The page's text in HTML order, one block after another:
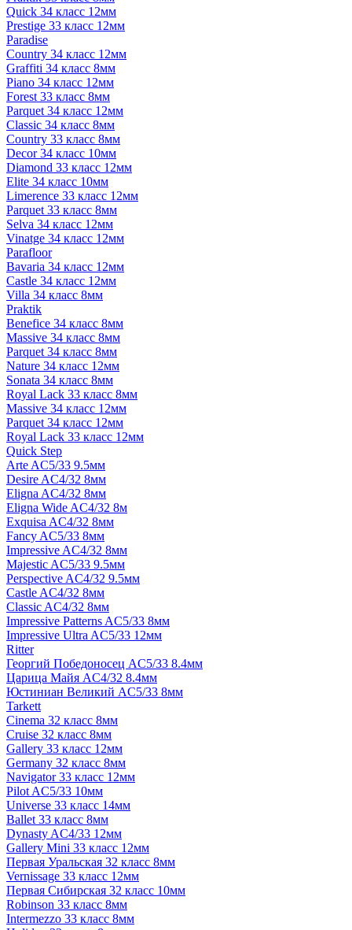
Quick 34 класс 12мм
Prestige 33 класс 12мм
Paradise
Country 34 класс 12мм
Graffiti 34 класс 8мм
Piano 34 класс 12мм
Forest 33 класс 8мм
Parquet 34 класс 12мм
Classic 34 класс 8мм
Country 33 класс 8мм
Decor 34 класс 10мм
Diamond 33 класс 12мм
Elite 34 класс 10мм
Limerence 33 класс 12мм
Parquet 33 класс 8мм
Selva 34 класс 12мм
Vinatge 34 класс 12мм
Parafloor
Bavaria 34 класс 12мм
Castle 34 класс 12мм
Villa 34 класс 8мм
Praktik
Benefice 34 класс 8мм
Massive 34 класс 8мм
Parquet 34 класс 8мм
Nature 34 класс 12мм
Sonata 34 класс 8мм
Royal Lack 33 класс 8мм
Massive 34 класс 12мм
Parquet 34 класс 12мм
Royal Lack 33 класс 12мм
Quick Step
Arte AC5/33 9.5мм
Desire AC4/32 8мм
Eligna AC4/32 8мм
Eligna Wide AC4/32 8м
Exquisa AC4/32 8мм
Fancy AC5/33 8мм
Impressive AC4/32 8мм
Majestic AC5/33 9.5мм
Perspective AC4/32 9.5мм
Castle AC4/32 8мм
Classic AC4/32 8мм
Impressive Patterns AC5/33 8мм
Impressive Ultra AC5/33 12мм
Ritter
Георгий Победоносец AC5/33 8.4мм
Царица Майя AC4/32 8.4мм
Юстиниан Великий AC5/33 8мм
Tarkett
Cinema 32 класс 8мм
Cruise 32 класс 8мм
Gallery 33 класс 12мм
Germany 32 класс 8мм
Navigator 33 класс 12мм
Pilot AC5/33 10мм
Universe 33 класс 14мм
Ballet 33 класс 8мм
Dynasty AC4/33 12мм
Gallery Mini 33 класс 12мм
Первая Уральская 32 класс 8мм
Vernissage 33 класс 12мм
Первая Сибирская 32 класс 10мм
Robinson 33 класс 8мм
Intermezzo 33 класс 8мм